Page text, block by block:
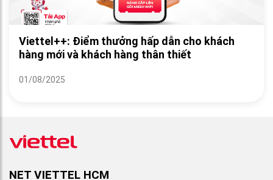
Viettel++: Điểm thưởng hấp dẫn cho khách
hàng mới và khách hàng thân thiết
01/08/2025
NET VIETTEL HCM